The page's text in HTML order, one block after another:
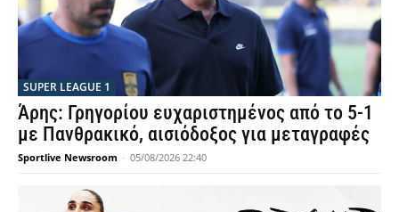
SUPER LEAGUE 1
Άρης: Γρηγορίου ευχαριστημένος από το 5-1
με Πανθρακικό, αισιόδοξος για μεταγραφές
Sportlive Newsroom - 05/08/2026 22:40